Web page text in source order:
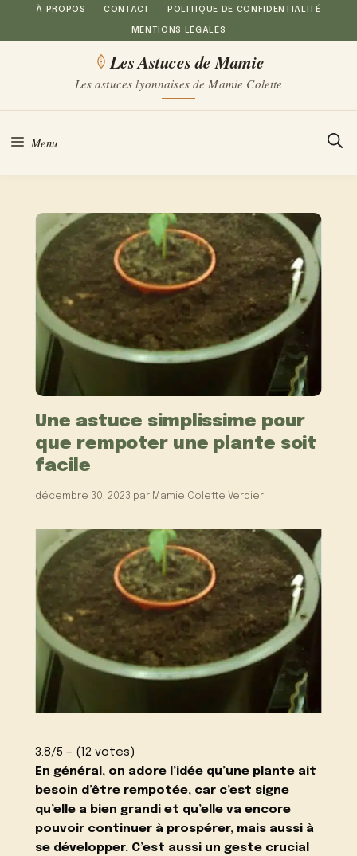
Aller
au
À PROPOS CONTACT POLITIQUE DE CONFIDENTIALITÉ
MENTIONS LÉGALES
Les Astuces de Mamie
Les astuces lyonnaises de Mamie Colette
Menu
Une astuce simplissime pour
que rempoter une plante soit
facile
décembre 30, 2023 par Mamie Colette Verdier
3.8/5 – (12 votes)
En général, on adore l’idée qu’une plante ait
besoin d’être rempotée, car c’est signe
qu’elle a bien grandi et qu’elle va encore
pouvoir continuer à prospérer, mais aussi à
se développer. C’est aussi un geste crucial